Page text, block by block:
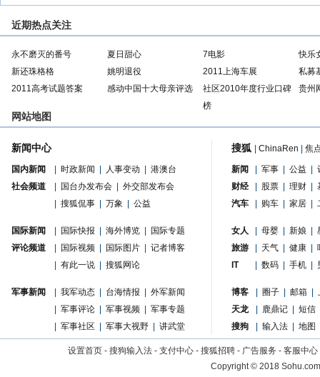
近期热点关注
永不磨灭的番号 夏日甜心 7电影
快乐
新还珠格格
姚明退役 2011上海车展
私募
2011高考试题答案
感动中国十大母亲评选
社区2010年度行业口碑
榜
贵州
网站地图
新闻中心
国内新闻 时政新闻 人事变动
港澳台
国台办发布会 外交部发布会
社会频道
搜狐侃事 万象 公益
国际新闻 国际快报 海外博览
国际专题
国际视频 国际图片 记者博客
评论频道
有此一说 搜狐网论
军事新闻 我军动态 台海情报
外军新闻
军事评论 军事视频
军事专题
军事社区 军事大视野 讲武堂
搜狐 ChinaRen 焦
新闻 军事 公益
财经
股票 理财
汽车
购车 家居
女人 母婴 新娘
旅游
天气 健康
IT
数码 手机
博客 圈子 邮箱
天龙
鹿鼎记
短信
搜狗
输入法 地图
设置首页 - 搜狗输入法 - 支付中心 - 搜狐招聘 - 广告服务 - 客服中心
Copyright©2018